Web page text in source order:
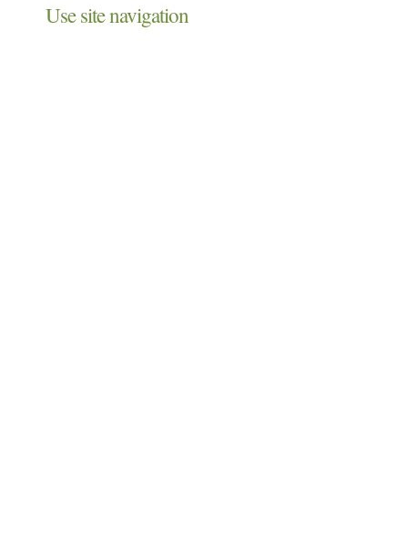
Use site navigation